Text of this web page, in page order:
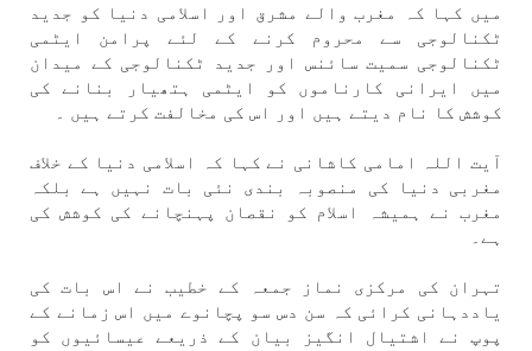
میں كہا كہ مغرب والے مشرق اور اسلامی دنيا كو جديد
ٹكنالوجی سے محروم كرنے كے لئے پرامن ایٹمی
ٹكنالوجی سميت سائنس اور جديد ٹكنالوجی كے ميدان
میں ايرانی كارناموں كو ایٹمی ہتھيار بنانے كی
كوشش كا نام ديتے ہیں اور اس كی مخالفت كرتے ہیں ۔
آيت اللہ امامی كاشانی نے كہا كہ اسلامی دنيا كے خلاف
مغربی دنيا كی منصوبہ بندی نئی بات نہیں ہے بلكہ
مغرب نے ہميشہ اسلام كو نقصان پہنچانے كی كوشش كی
ہے۔
تہران كی مركزی نماز جمعہ كے خطيب نے اس بات كی
ياددہانی كرائی كہ سن دس سو پچانوے میں اس زمانے كے
پوپ نے اشتيال انگيز بيان كے ذريعے عيسائيوں كو